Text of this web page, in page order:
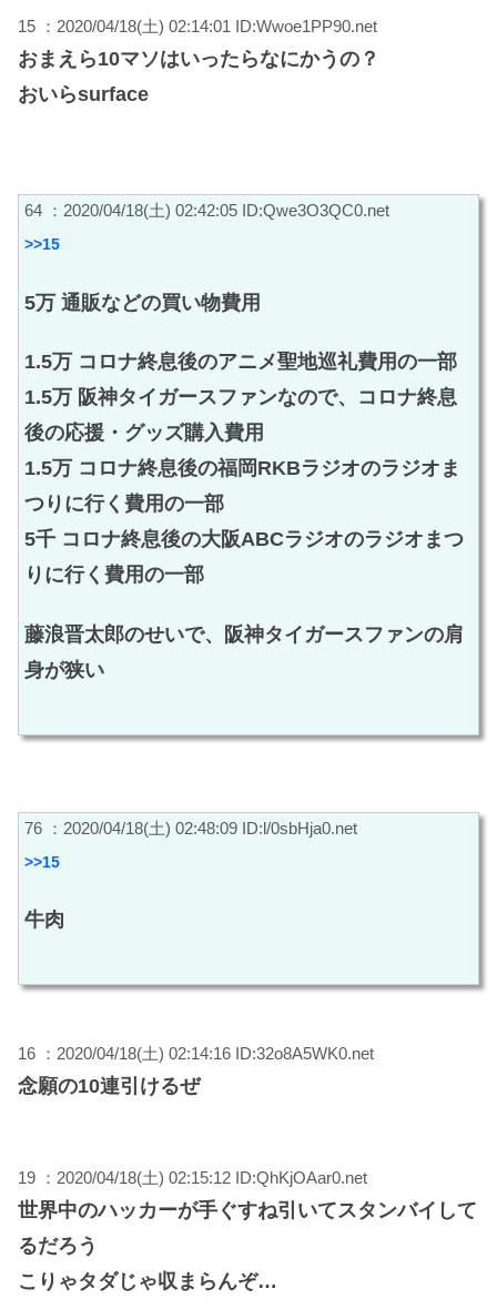
15 ：2020/04/18(土) 02:14:01 ID:Wwoe1PP90.net
おまえら10マソはいったらなにかうの？
おいらsurface
64 ：2020/04/18(土) 02:42:05 ID:Qwe3O3QC0.net
>>15
5万 通販などの買い物費用
1.5万 コロナ終息後のアニメ聖地巡礼費用の一部
1.5万 阪神タイガースファンなので、コロナ終息
後の応援・グッズ購入費用
1.5万 コロナ終息後の福岡RKBラジオのラジオま
つりに行く費用の一部
5千 コロナ終息後の大阪ABCラジオのラジオまつ
りに行く費用の一部
藤浪晋太郎のせいで、阪神タイガースファンの肩
身が狭い
76 ：2020/04/18(土) 02:48:09 ID:l/0sbHja0.net
>>15
牛肉
16 ：2020/04/18(土) 02:14:16 ID:32o8A5WK0.net
念願の10連引けるぜ
19 ：2020/04/18(土) 02:15:12 ID:QhKjOAar0.net
世界中のハッカーが手ぐすね引いてスタンバイして
るだろう
こりゃタダじゃ収まらんぞ…